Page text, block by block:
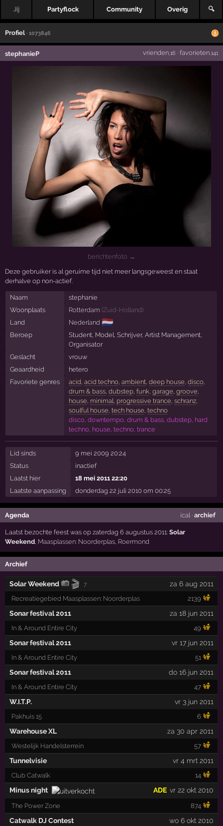
Jij Partyflock Community Overig 🔍
Profiel · 1073846
stephanieP vrienden,16 · favorieten,141
berichtenfoto →
Deze gebruiker is al geruime tijd niet meer langsgeweest en staat
derhalve op non-actief.
Naam
stephanie
Woonplaats
Rotterdam (Zuid-Holland)
Land
Nederland 🇳🇱
Beroep
Student, Model, Schrijver, Artist Management,
Organisator
Geslacht
vrouw
Geaardheid
hetero
Favoriete genres
acid acid techno, ambient, deep house disco,
drum & bass, dubstep, funk, garage groove
house minimal progressive trance schranz,
soulful house tech house techno
disco, downtempo, drum & bass, dubstep, hard
techno, house, techno, trance
Lid sinds
9 mei 2009 20:24
Status
inactief
Laatst hier
18 mei 2011 22:20
Laatste aanpassing
donderdag 22 juli 2010 om 00:25
Agenda ical· archief
Laatst bezochte feest was op zaterdag 6 augustus 2011:Solar
Weekend, Maasplassen: Noorderplas, Roermond
Archief
Solar Weekend 🎬 7 za 6 aug 2011
Recreatiegebied Maasplassen: Noorderplas 2139
Sonar festival 2011 za 18 jun 2011
In & Around Entire City 49
Sonar festival 2011 vr 17 jun 2011
In & Around Entire City 51
Sonar festival 2011 do 16 jun 2011
In & Around Entire City 47
W.I.T.P. vr 3 jun 2011
Pakhuis 15 6
Warehouse XL za 30 apr 2011
Westelijk Handelsterrein 57
Tunnelvisie vr 4 mrt 2011
Club Catwalk 14
Minus night vr 22 okt 2010
ADE
The Power Zone 874
Catwalk DJ Contest wo 6 okt 2010